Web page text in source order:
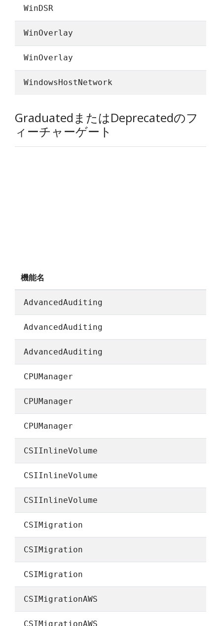
WinDSR
WinOverlay
WinOverlay
WindowsHostNetwork
GraduatedまたはDeprecatedのフ
ィーチャーゲート
機能名
AdvancedAuditing
AdvancedAuditing
AdvancedAuditing
CPUManager
CPUManager
CPUManager
CSIInlineVolume
CSIInlineVolume
CSIInlineVolume
CSIMigration
CSIMigration
CSIMigration
CSIMigrationAWS
CSIMigrationAWS